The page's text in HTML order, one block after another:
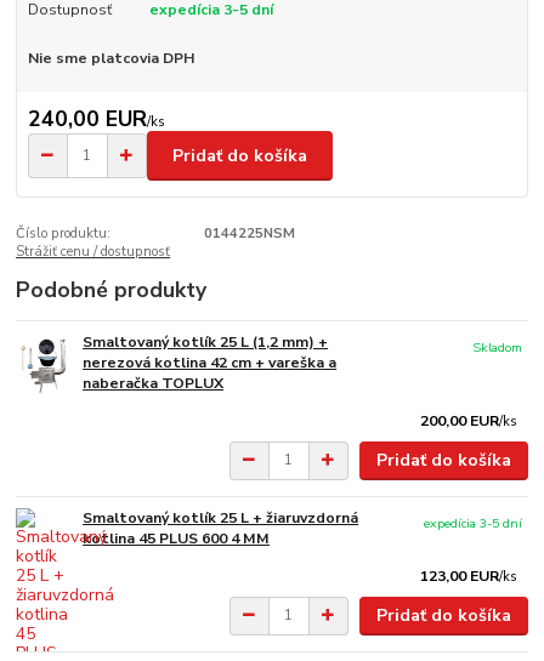
Dostupnosť expedícia 3-5 dní
Nie sme platcovia DPH
240,00 EUR/ks
Pridať do košíka
Číslo produktu:
0144225NSM
Strážiť cenu / dostupnosť
Podobné produkty
Smaltovaný kotlík 25 L (1,2 mm) +
nerezová kotlina 42 cm + vareška a
naberačka TOPLUX
200,00 EUR/ks
Skladom
Pridať do košíka
Smaltovaný kotlík 25 L + žiaruvzdorná
kotlina 45 PLUS 600 4 MM
123,00 EUR/ks
expedícia 3-5 dní
Pridať do košíka